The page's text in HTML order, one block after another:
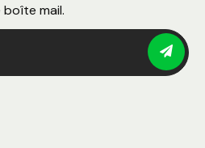
mail.